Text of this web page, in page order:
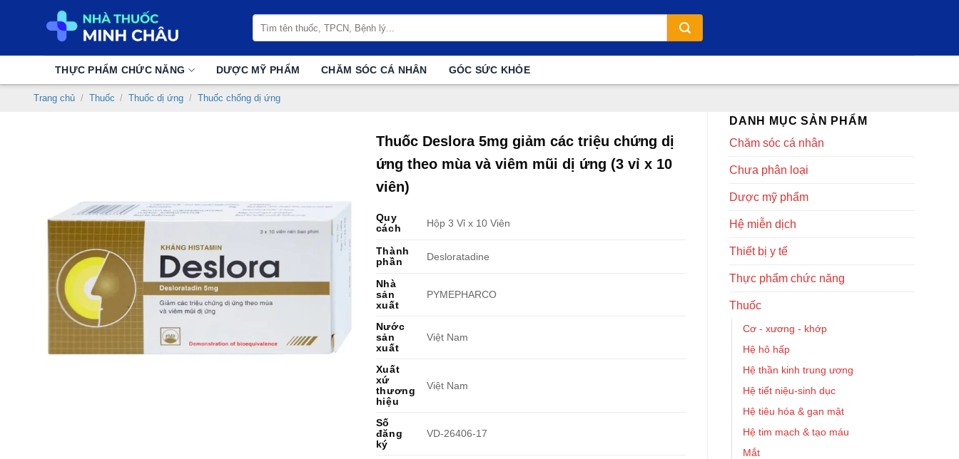
kiếm:
THỰC PHẨM CHỨC NĂNG DƯỢC MỸ PHẨM CHĂM SÓC CÁ NHÂN GÓC SỨC KHỎE
Trang chủ / Thuốc / Thuốc dị ứng / Thuốc chống dị ứng
DANH MỤC SẢN PHẨM
Chăm sóc cá nhân
Chưa phân loại
Dược mỹ phẩm
Hệ miễn dịch
Thiết bị y tế
Thực phẩm chức năng
Thuốc
Cơ - xương - khớp
Hệ hô hấp
Hệ thần kinh trung ương
Hệ tiết niệu-sinh dục
Hệ tiêu hóa & gan mật
Hệ tim mạch & tạo máu
Mắt
Thuốc Deslora 5mg giảm các triệu chứng dị
ứng theo mùa và viêm mũi dị ứng (3 vỉ x 10
viên)
Quy
cách
Hộp 3 Vỉ x 10 Viên
Thành
phần
Desloratadine
Nhà
sản
xuất
PYMEPHARCO
Nước
sản
xuất
Việt Nam
Xuất
xứ
thương
hiệu
Việt Nam
Số
đăng
ký
VD-26406-17